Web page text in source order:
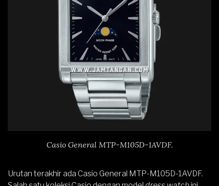
Casio General MTP-M105D-1AVDF.
Urutan terakhir ada Casio General MTP-M105D-1AVDF.